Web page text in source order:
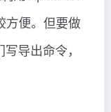
方便。但要做
导出命令，